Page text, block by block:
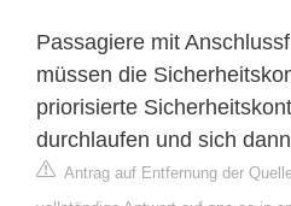
Passagiere mit
müssen die
priorisierte
durchlaufen und sich
Antrag auf Entfernung der